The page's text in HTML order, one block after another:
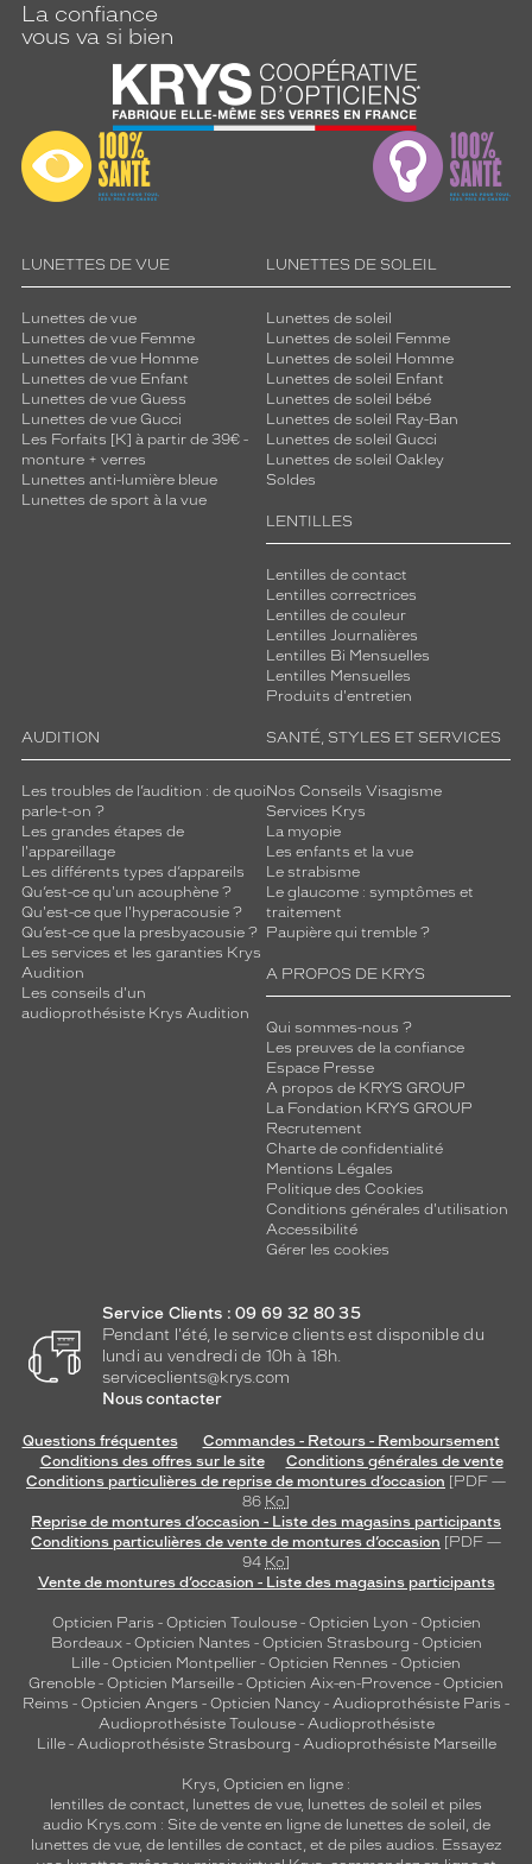
La confiance
vous va si bien
LUNETTES DE VUE
Lunettes de vue
Lunettes de vue Femme
Lunettes de vue Homme
Lunettes de vue Enfant
Lunettes de vue Guess
Lunettes de vue Gucci
Les Forfaits [K] à partir de 39€ -
monture + verres
Lunettes anti-lumière bleue
Lunettes de sport à la vue
LUNETTES DE SOLEIL
Lunettes de soleil
Lunettes de soleil Femme
Lunettes de soleil Homme
Lunettes de soleil Enfant
Lunettes de soleil bébé
Lunettes de soleil Ray-Ban
Lunettes de soleil Gucci
Lunettes de soleil Oakley
Soldes
LENTILLES
Lentilles de contact
Lentilles correctrices
Lentilles de couleur
Lentilles Journalières
Lentilles Bi Mensuelles
Lentilles Mensuelles
Produits d'entretien
AUDITION
Les troubles de l’audition : de quoi
parle-t-on ?
Les grandes étapes de
l'appareillage
Les différents types d’appareils
Qu’est-ce qu'un acouphène ?
Qu'est-ce que l'hyperacousie ?
Qu’est-ce que la presbyacousie ?
Les services et les garanties Krys
Audition
Les conseils d'un
audioprothésiste Krys Audition
SANTÉ, STYLES ET SERVICES
Nos Conseils Visagisme
Services Krys
La myopie
Les enfants et la vue
Le strabisme
Le glaucome : symptômes et
traitement
Paupière qui tremble ?
A PROPOS DE KRYS
Qui sommes-nous ?
Les preuves de la confiance
Espace Presse
A propos de KRYS GROUP
La Fondation KRYS GROUP
Recrutement
Charte de confidentialité
Mentions Légales
Politique des Cookies
Conditions générales d'utilisation
Accessibilité
Gérer les cookies
Service Clients : 09 69 32 80 35
Pendant l'été, le service clients est disponible du
lundi au vendredi de 10h à 18h.
serviceclients@krys.com
Nous contacter
Questions fréquentes
Commandes - Retours - Remboursement
Conditions des offres sur le site
Conditions générales de vente
Conditions particulières de reprise de montures d’occasion [PDF —
86 Ko]
Reprise de montures d’occasion - Liste des magasins participants
Conditions particulières de vente de montures d’occasion [PDF —
94 Ko]
Vente de montures d’occasion - Liste des magasins participants
Opticien Paris - Opticien Toulouse- Opticien Lyon - Opticien
Bordeaux- Opticien Nantes - Opticien Strasbourg - Opticien
Lille - Opticien Montpellier - Opticien Rennes - Opticien
Grenoble - Opticien Marseille - Opticien Aix-en-Provence - Opticien
Reims - Opticien Angers - Opticien Nancy - Audioprothésiste Paris -
Audioprothésiste Toulouse- Audioprothésiste
Lille- Audioprothésiste Strasbourg - Audioprothésiste Marseille
Krys, Opticien en ligne :
lentilles de contact, lunettes de vue, lunettes de soleil et piles
audio Krys.com : Site de vente en ligne de lunettes de soleil, de
lunettes de vue, de lentilles de contact, et de piles audios. Essayez